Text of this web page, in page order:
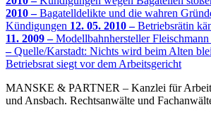
2010 –Bagatelldelikte und die wahren
Kündigungen 12. 05. 2010 –Betriebsrätin
11. 2009 –Modellbahnhersteller Fleischmann
–Quelle/Karstadt: Nichts wird beim Alten
Betriebsrat siegt vor dem Arbeitsgericht
MANSKE & PARTNER – Kanzlei für
und Ansbach. Rechtsanwälte und